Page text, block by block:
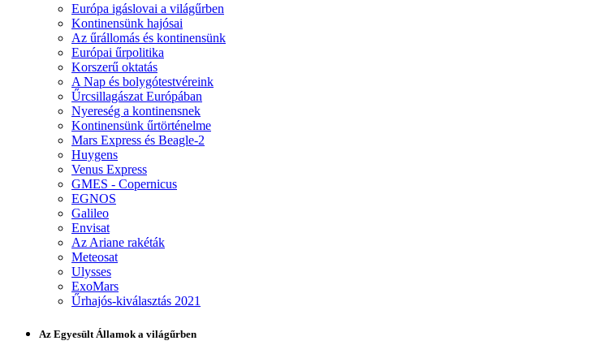
Európa igáslovai a világűrben
Kontinensünk hajósai
Az űrállomás és kontinensünk
Európai űrpolitika
Korszerű oktatás
A Nap és bolygótestvéreink
Űrcsillagászat Európában
Nyereség a kontinensnek
Kontinensünk űrtörténelme
Mars Express és Beagle-2
Huygens
Venus Express
GMES - Copernicus
EGNOS
Galileo
Envisat
Az Ariane rakéták
Meteosat
Ulysses
ExoMars
Űrhajós-kiválasztás 2021
Az Egyesült Államok a világűrben